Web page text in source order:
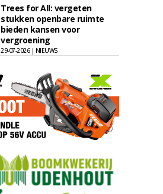
Trees for All: vergeten
stukken openbare ruimte
bieden kansen voor
vergroening
29-07-2026 | NIEUWS